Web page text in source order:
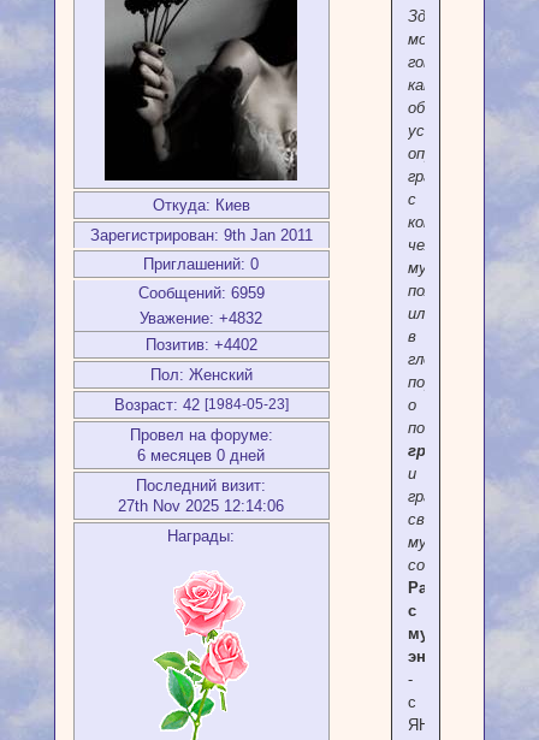
Откуда: Киев
Зарегистрирован: 9th Jan 2011
Приглашений: 0
Сообщений: 6959
Уважение: +4832
Позитив: +4402
Пол: Женский
Возраст: 42 [1984-05-23]
Провел на форуме:
6 месяцев 0 дней
Последний визит:
27th Nov 2025 12:14:06
Награды:
Здесь
можно
говорить
как
об
установке
определения
границ
с
конкретным
человеком
мужского
пола
или
в
глобальном
порядке,
о
познании
границ
и
граней
своей
мужской
составляющей
Работа
с
мужской
энергией
-
с
ЯНской